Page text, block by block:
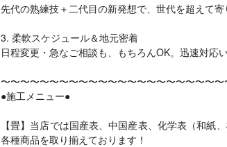
先代の熟練技＋二代目の新発想で、世代を超えて寄
3. 柔軟スケジュール＆地元密着
日程変更・急なご相談も、もちろんOK。迅速対応
〜〜〜〜〜〜〜〜〜〜〜〜〜〜〜〜〜〜〜〜〜〜〜
●施工メニュー●
【畳】当店では国産表、中国産表、化学表（和紙
各種商品を取り揃えております！